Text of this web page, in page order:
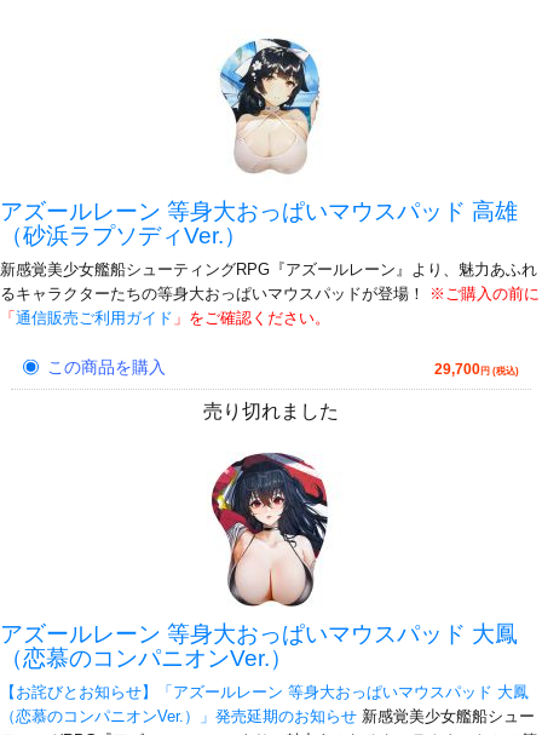
アズールレーン 等身大おっぱいマウスパッド 高雄
（砂浜ラプソディVer.）
新感覚美少女艦船シューティングRPG『アズールレーン』より、魅力あふれ
るキャラクターたちの等身大おっぱいマウスパッドが登場！
※ご購入の前に
「 通信販売ご利用ガイド 」をご確認ください。
この商品を購入 29,700円 (税込)
売り切れました
アズールレーン 等身大おっぱいマウスパッド 大鳳
（恋慕のコンパニオンVer.）
【お詫びとお知らせ】「アズールレーン 等身大おっぱいマウスパッド 大鳳
（恋慕のコンパニオンVer.）」発売延期のお知らせ 新感覚美少女艦船シュー